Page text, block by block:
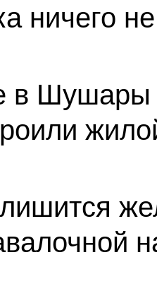
ничего
в Шушары